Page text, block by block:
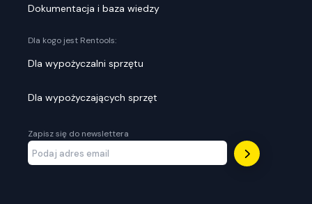
Dokumentacja i baza wiedzy
Dla kogo jest Rentools:
Dla wypożyczalni sprzętu
Dla wypożyczających sprzęt
Zapisz się do newslettera